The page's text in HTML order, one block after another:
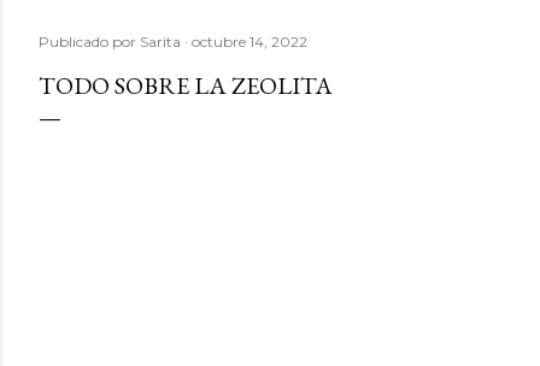
Publicado por Sarita octubre 14, 2022
TODO SOBRE LA ZEOLITA